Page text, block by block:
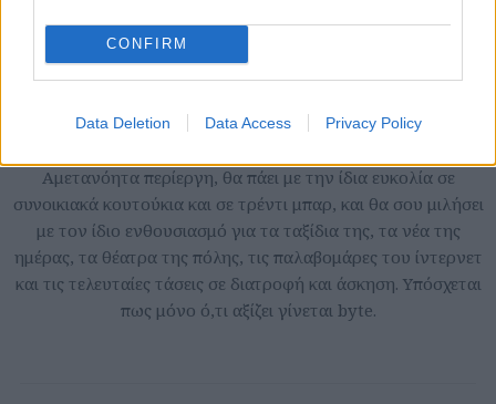
CONFIRM
Data Deletion Data Access Privacy Policy
(μαζί με την έμπνευση) στα στενά της Αθήνας, κι από τότε
Αμετανόητα περίεργη, θα πάει με την ίδια ευκολία σε
συνοικιακά κουτούκια και σε τρέντι μπαρ, και θα σου μιλήσει
με τον ίδιο ενθουσιασμό για τα ταξίδια της, τα νέα της
ημέρας, τα θέατρα της πόλης, τις παλαβομάρες του ίντερνετ
και τις τελευταίες τάσεις σε διατροφή και άσκηση. Υπόσχεται
πως μόνο ό,τι αξίζει γίνεται byte.